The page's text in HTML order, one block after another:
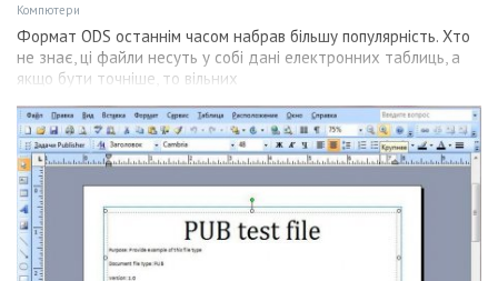
Компютери
Формат ODS останнім часом набрав більшу популярність. Хто
не знає, ці файли несуть у собі дані електронних таблиць, а
якщо бути точніше, то вільних